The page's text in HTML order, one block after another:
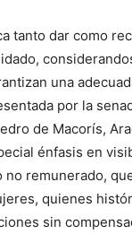
tanto dar como
una
por la
de Macorís,
énfasis en
no remunerado,
quienes
sin